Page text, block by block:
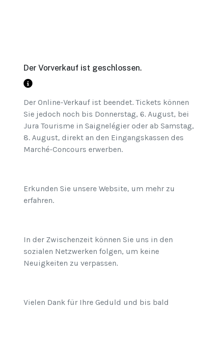
Der Vorverkauf ist geschlossen.
Der Online-Verkauf ist beendet. Tickets können
Sie jedoch noch bis Donnerstag, 6. August, bei
Jura Tourisme in Saignelégier oder ab Samstag,
8. August, direkt an den Eingangskassen des
Marché-Concours erwerben.
Erkunden Sie unsere Website, um mehr zu
erfahren.
In der Zwischenzeit können Sie uns in den
sozialen Netzwerken folgen, um keine
Neuigkeiten zu verpassen.
Vielen Dank für Ihre Geduld und bis bald